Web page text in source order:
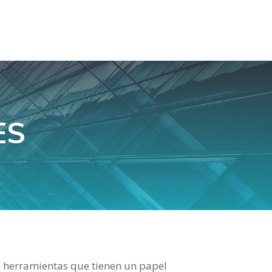
herramientas que tienen un papel